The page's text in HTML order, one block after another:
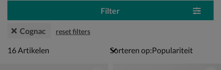
Filter
Cognac reset filters
16 artikelen
16Artikelen Sorteren op: